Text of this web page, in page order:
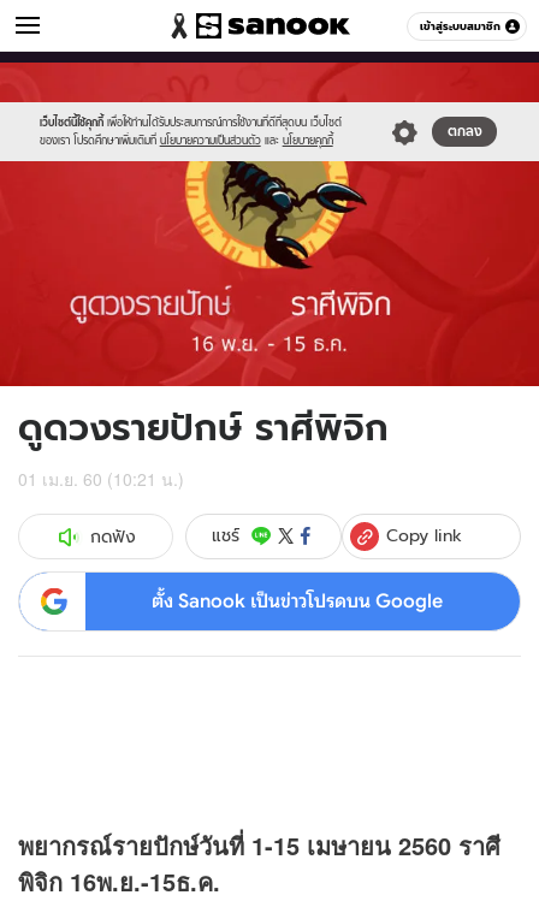
เข้าสู่ระบบสมาชิก
ดูดวง หมวดอื่นๆ
เว็บไซต์นี้ใช้คุกกี้ เพื่อให้ท่านได้รับประสบการณ์การใช้งานที่ดีที่สุดบน เว็บไซต์
ของเรา โปรดศึกษาเพิ่มเติมที่ นโยบายความเป็นส่วนตัว และ นโยบายคุกกี้
ตกลง
new-
sanook.png
//s.isanook.com/ho/0/ud/fxd/fortnightly/08_scorpio.jpg
ดูดวงรายปักษ์ ราศีพิจิก
01 เม.ย. 60 (10:21 น.)
กดฟัง แชร์ Copy link
ตั้ง Sanook เป็นข่าวโปรดบน Google
พยากรณ์รายปักษ์วันที่ 1-15 เมษายน 2560 ราศี
พิจิก 16พ.ย.-15ธ.ค.